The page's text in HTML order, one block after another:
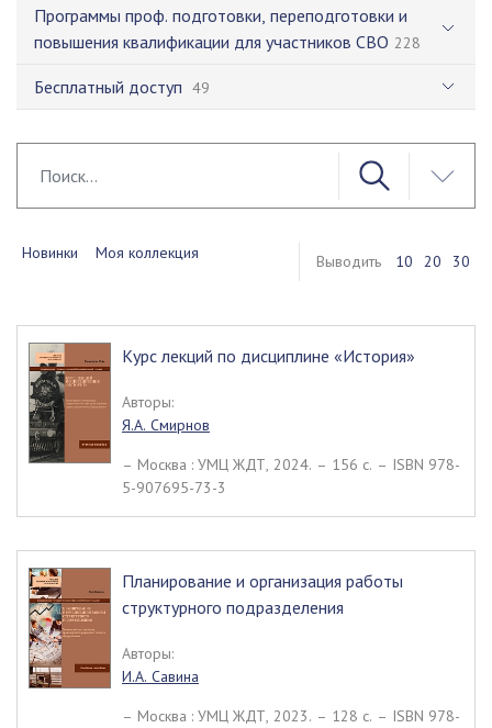
Программы проф. подготовки, переподготовки и
повышения квалификации для участников СВО 228
Бесплатный доступ 49
Новинки Моя коллекция Выводить 10 20 30
Курс лекций по дисциплине «История»
Авторы:
Я.А. Смирнов
– Москва : УМЦ ЖДТ, 2024. – 156 c. – ISBN 978-
5-907695-73-3
Планирование и организация работы
структурного подразделения
Авторы:
И.А. Савина
– Москва : УМЦ ЖДТ, 2023. – 128 c. – ISBN 978-